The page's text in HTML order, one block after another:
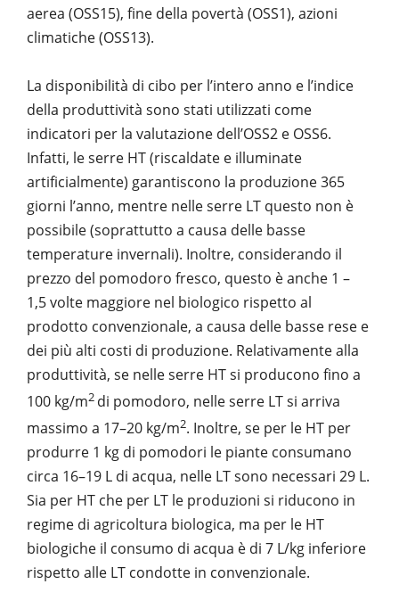
aerea (OSS15), fine della povertà (OSS1), azioni
climatiche (OSS13).
La disponibilità di cibo per l’intero anno e l’indice
della produttività sono stati utilizzati come
indicatori per la valutazione dell’OSS2 e OSS6.
Infatti, le serre HT (riscaldate e illuminate
artificialmente) garantiscono la produzione 365
giorni l’anno, mentre nelle serre LT questo non è
possibile (soprattutto a causa delle basse
temperature invernali). Inoltre, considerando il
prezzo del pomodoro fresco, questo è anche 1 –
1,5 volte maggiore nel biologico rispetto al
prodotto convenzionale, a causa delle basse rese e
dei più alti costi di produzione. Relativamente alla
produttività, se nelle serre HT si producono fino a
100 kg/m2 di pomodoro, nelle serre LT si arriva
massimo a 17–20 kg/m2. Inoltre, se per le HT per
produrre 1 kg di pomodori le piante consumano
circa 16–19 L di acqua, nelle LT sono necessari 29 L.
Sia per HT che per LT le produzioni si riducono in
regime di agricoltura biologica, ma per le HT
biologiche il consumo di acqua è di 7 L/kg inferiore
rispetto alle LT condotte in convenzionale.